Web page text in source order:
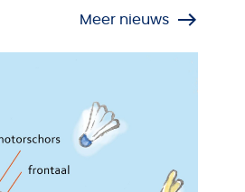
Meer nieuws